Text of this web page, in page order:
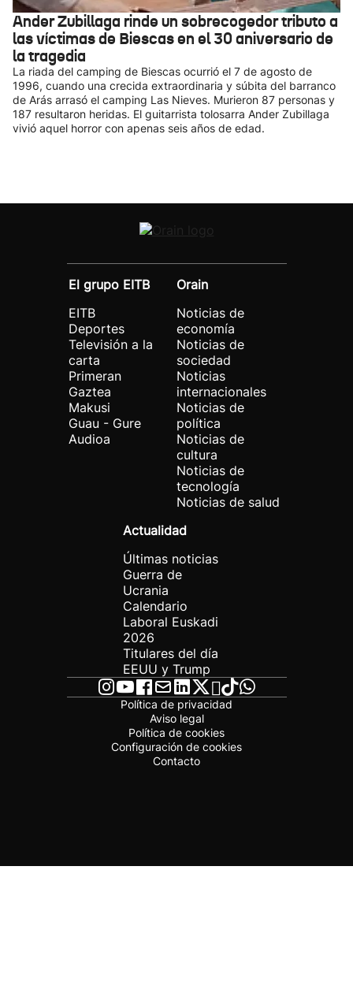
Ander Zubillaga rinde un sobrecogedor tributo a
las víctimas de Biescas en el 30 aniversario de
la tragedia
La riada del camping de Biescas ocurrió el 7 de agosto de
1996, cuando una crecida extraordinaria y súbita del barranco
de Arás arrasó el camping Las Nieves. Murieron 87 personas y
187 resultaron heridas. El guitarrista tolosarra Ander Zubillaga
vivió aquel horror con apenas seis años de edad.
El grupo EITB
EITB
Deportes
Televisión a la
carta
Primeran
Gaztea
Makusi
Guau - Gure
Audioa
Orain
Noticias de
economía
Noticias de
sociedad
Noticias
internacionales
Noticias de
política
Noticias de
cultura
Noticias de
tecnología
Noticias de salud
Actualidad
Últimas noticias
Guerra de
Ucrania
Calendario
Laboral Euskadi
2026
Titulares del día
EEUU y Trump
Política de privacidad
Aviso legal
Política de cookies
Configuración de cookies
Contacto